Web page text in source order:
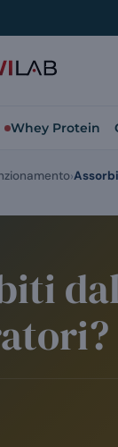
Whey Protein